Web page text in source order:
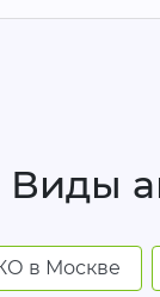
Виды
в Москве